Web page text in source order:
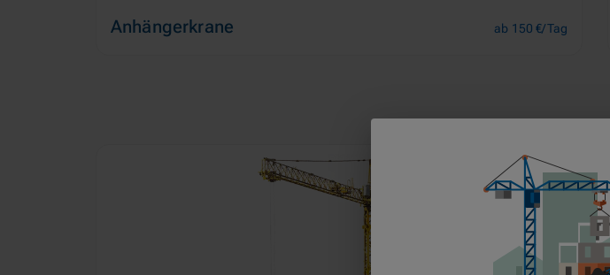
Anhängerkrane ab 150 €/Tag